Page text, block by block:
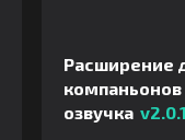
Расширение
компаньонов
озвучка